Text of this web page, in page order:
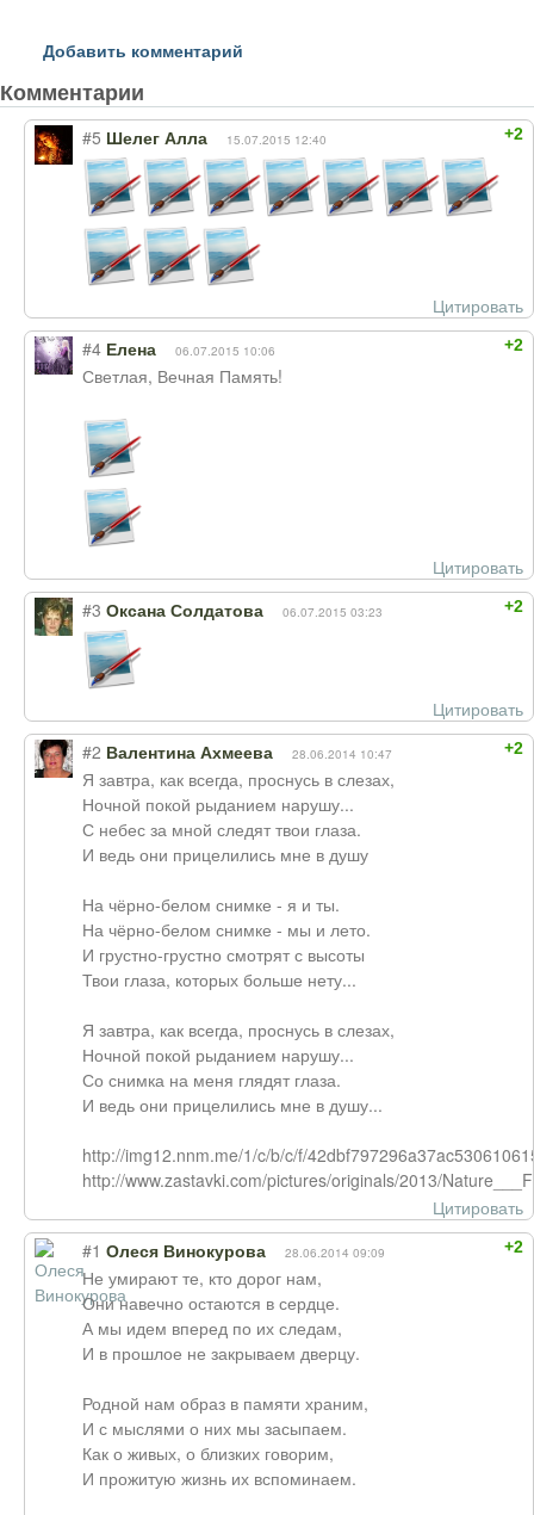
Добавить комментарий
Комментарии
+2
#5 Шелег Алла 15.07.2015 12:40
Цитировать
+2
#4 Елена 06.07.2015 10:06
Светлая, Вечная Память!
Цитировать
+2
#3 Оксана Солдатова 06.07.2015 03:23
Цитировать
+2
#2 Валентина Ахмеева 28.06.2014 10:47
Я завтра, как всегда, проснусь в слезах,
Ночной покой рыданием нарушу...
С небес за мной следят твои глаза.
И ведь они прицелились мне в душу
На чёрно-белом снимке - я и ты.
На чёрно-белом снимке - мы и лето.
И грустно-грустно смотрят с высоты
Твои глаза, которых больше нету...
Я завтра, как всегда, проснусь в слезах,
Ночной покой рыданием нарушу...
Со снимка на меня глядят глаза.
И ведь они прицелились мне в душу...
http://img12.nnm.me/1/c/b/c/f/
http://www.zastavki.com/pictures/originals/2013/
Цитировать
+2
#1 Олеся Винокурова 28.06.2014 09:09
Не умирают те, кто дорог нам,
Они навечно остаются в сердце.
А мы идем вперед по их следам,
И в прошлое не закрываем дверцу.
Родной нам образ в памяти храним,
И с мыслями о них мы засыпаем.
Как о живых, о близких говорим,
И прожитую жизнь их вспоминаем.